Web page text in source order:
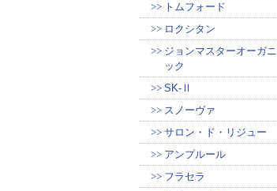
トムフォード
ロクシタン
ジョンマスターオーガニ
ック
SK-Ⅱ
スノーヴァ
サロン・ド・リジュー
アンプルール
フラセラ